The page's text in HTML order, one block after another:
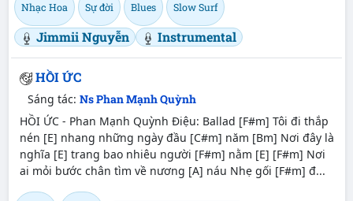
Nhạc Hoa Sự đời Blues Slow Surf
Jimmii Nguyễn Instrumental
HỒI ỨC
Sáng tác: Ns Phan Mạnh Quỳnh
HỒI ỨC - Phan Mạnh Quỳnh Điệu: Ballad [F#m] Tôi đi thắp
nén [E] nhang những ngày đầu [C#m] năm [Bm] Nơi đây là
nghĩa [E] trang bao nhiêu người [F#m] nằm [E] [F#m] Nơi
ai mỏi bước chân tìm về nương [A] náu Nhẹ gối [F#m] đ...